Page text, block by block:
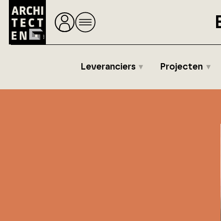
Leveranciers Projecten